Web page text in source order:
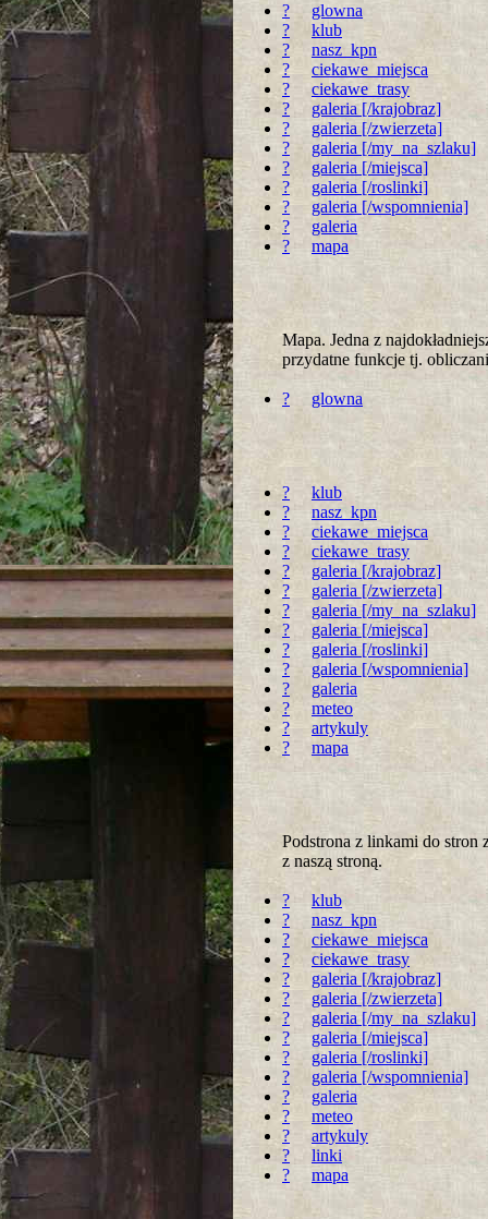
?
glowna
?
klub
?
nasz_kpn
?
ciekawe_miejsca
?
ciekawe_trasy
?
galeria [/krajobraz]
?
galeria [/zwierzeta]
?
galeria [/my_na_szlaku]
?
galeria [/miejsca]
?
galeria [/roslinki]
?
galeria [/wspomnienia]
?
galeria
?
mapa
Mapa. Jedna z
przydatne funkcje tj.
? glowna
?
klub
?
nasz_kpn
?
ciekawe_miejsca
?
ciekawe_trasy
?
galeria [/krajobraz]
?
galeria [/zwierzeta]
?
galeria [/my_na_szlaku]
?
galeria [/miejsca]
?
galeria [/roslinki]
?
galeria [/wspomnienia]
?
galeria
?
meteo
?
artykuly
?
mapa
Podstrona z linkami do stron
z naszą stroną.
?
klub
?
nasz_kpn
?
ciekawe_miejsca
?
ciekawe_trasy
?
galeria [/krajobraz]
?
galeria [/zwierzeta]
?
galeria [/my_na_szlaku]
?
galeria [/miejsca]
?
galeria [/roslinki]
?
galeria [/wspomnienia]
?
galeria
?
meteo
?
artykuly
?
linki
?
mapa